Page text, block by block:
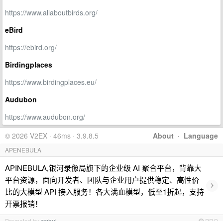
https://www.allaboutbirds.org/
eBird
https://ebird.org/
Birdingplaces
https://www.birdingplaces.eu/
Audubon
https://www.audubon.org/
About · Language
© 2026 V2EX · 46ms · 3.9.8.5
APENEBULA
APINEBULA,银河录像局旗下的企业级 AI 聚合平台，背靠大
平台资源，面向开发者、团队与企业用户提供稳定、高性价
比的大模型 API 接入服务！各大满血模型，低至1折起，支持
开票报销！
›